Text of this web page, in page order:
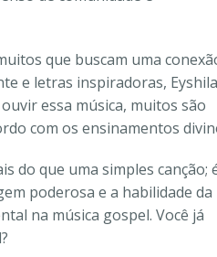
que buscam uma
e letras inspiradoras, Eyshila
essa música, muitos são
com os ensinamentos
do que uma simples canção;
poderosa e a habilidade da
na música gospel. Você já